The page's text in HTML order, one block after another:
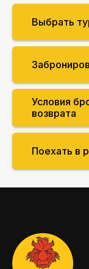
Выбрать
Условия
возврата
Поехать в